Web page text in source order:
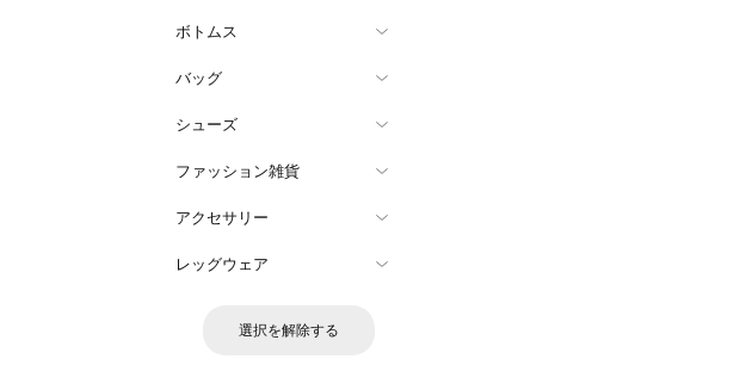
ボトムス
バッグ
シューズ
ファッション雑貨
アクセサリー
レッグウェア
選択を解除する